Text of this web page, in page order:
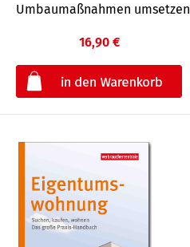
Umbaumaßnahmen umsetzen
16,90 €